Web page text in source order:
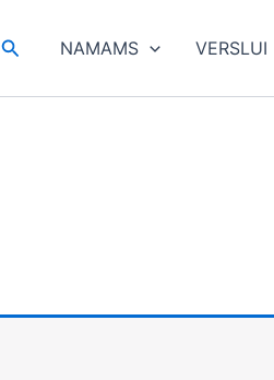
PaieškaNAMAMS VERSLUI